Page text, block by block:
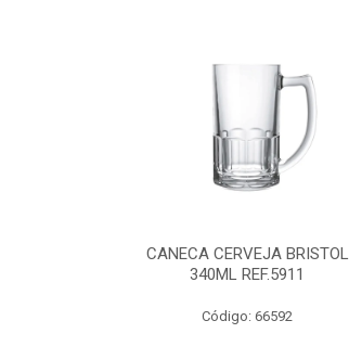
CANECA CERVEJA BRISTOL
340ML REF.5911
Código: 66592